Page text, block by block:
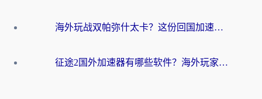
海外玩战双帕弥什太卡？这份回国加速器终极指南帮你告别延迟（附打球球大作战古今江湖加速方案）
征途2国外加速器有哪些软件？海外玩家亲测实用指南（附非洲梦幻西游加速技巧）